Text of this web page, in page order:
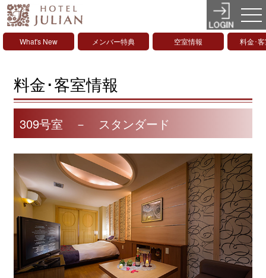
What's New メンバー特典 空室情報 料金･
料金･客室情報
309号室 － スタンダード